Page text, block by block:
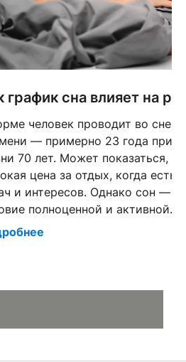
график сна влияет на
человек проводит во сне
— примерно 23 года при
70 лет. Может показаться,
цена за отдых, когда есть
и интересов. Однако сон —
полноценной и активной...